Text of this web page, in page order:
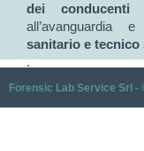
dei
all’avanguardia
sanitario e tecnico
.
Forensic Lab Service Srl -